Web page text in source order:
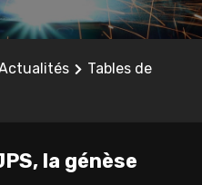
Tables de
la génèse